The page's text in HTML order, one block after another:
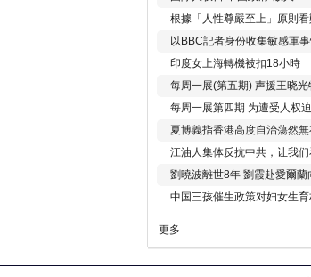
根據「人性尊嚴至上」原則
以BBC記者身份收集敏感軍
印度女上海轉機被扣18小時
每周一展(第五期) 声援王晓
每周一展第四期 为遭受人权
夏博義指香港高度自治蕩然
江油人集体反抗中共，让我
劉曉波離世8年 劉霞赴愛爾蘭
中国三孩催生政策对妇女生
更多